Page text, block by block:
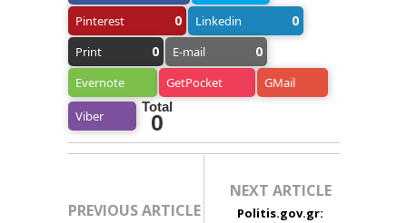
Pinterest
0 Linkedin 0
Print 0 E-mail 0
Evernote GetPocket GMail
Viber
Total
0
PREVIOUS ARTICLE
NEXT ARTICLE
Politis.gov.gr: